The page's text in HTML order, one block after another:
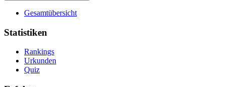
Gesamtübersicht
Statistiken
Rankings
Urkunden
Quiz